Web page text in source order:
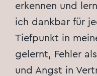
erkennen und
ich dankbar für
Tiefpunkt in
gelernt, Fehler
und Angst in